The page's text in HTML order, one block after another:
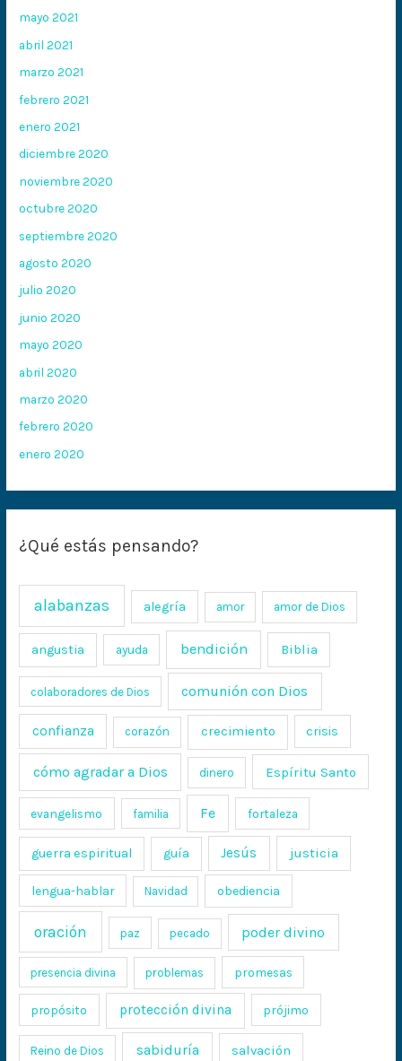
mayo 2021
abril 2021
marzo 2021
febrero 2021
enero 2021
diciembre 2020
noviembre 2020
octubre 2020
septiembre 2020
agosto 2020
julio 2020
junio 2020
mayo 2020
abril 2020
marzo 2020
febrero 2020
enero 2020
¿Qué estás pensando?
alabanzas alegría amor amor de Dios
angustia ayuda bendición Biblia
colaboradores de Dios comunión con Dios
confianza corazón crecimiento crisis
cómo agradar a Dios dinero Espíritu Santo
evangelismo familia Fe fortaleza
guerra espiritual guía Jesús justicia
lengua-hablar Navidad obediencia
oración paz pecado poder divino
presencia divina problemas promesas
propósito protección divina prójimo
Reino de Dios sabiduría salvación